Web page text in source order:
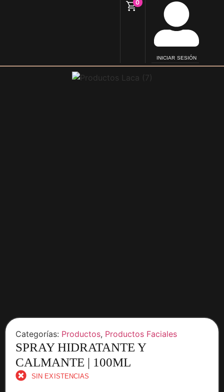
INICIAR SESIÓN
0
Categorías: Productos, Productos Faciales
SPRAY HIDRATANTE Y
CALMANTE | 100ML
SIN EXISTENCIAS